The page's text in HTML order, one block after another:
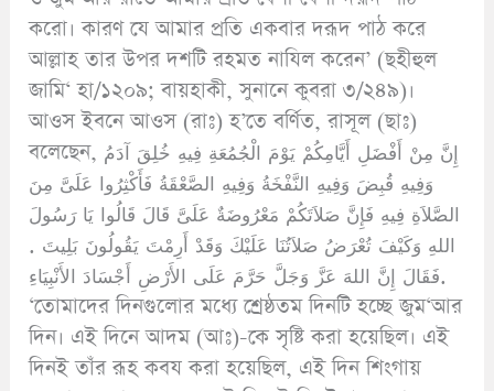
করো। কারণ যে আমার প্রতি একবার দরূদ পাঠ করে
আল্লাহ তার উপর দশটি রহমত নাযিল করেন’ (ছহীহুল
জামি‘ হা/১২০৯; বায়হাকী, সুনানে কুবরা ৩/২৪৯)।
আওস ইবনে আওস (রাঃ) হ’তে বর্ণিত, রাসূল (ছাঃ)
বলেছেন, إِنَّ مِنْ أَفْضَلِ أَيَّامِكُمْ يَوْمَ الْجُمُعَةِ فِيهِ خُلِقَ آدَمُ
وَفِيهِ قُبِضَ وَفِيهِ النَّفْخَةُ وَفِيهِ الصَّعْقَةُ فَأَكْثِرُوا عَلَىَّ مِنَ
الصَّلاَةِ فِيهِ فَإِنَّ صَلاَتَكُمْ مَعْرُوضَةٌ عَلَىَّ‏ قَالَ قَالُوا يَا رَسُولَ
اللهِ وَكَيْفَ تُعْرَضُ صَلاَتُنَا عَلَيْكَ وَقَدْ أَرِمْتَ يَقُولُونَ بَلِيتَ ‏.‏
فَقَالَ ‏إِنَّ اللهَ عَزَّ وَجَلَّ حَرَّمَ عَلَى الأَرْضِ أَجْسَادَ الأَنْبِيَاءِ.
‘তোমাদের দিনগুলোর মধ্যে শ্রেষ্ঠতম দিনটি হচ্ছে জুম‘আর
দিন। এই দিনে আদম (আঃ)-কে সৃষ্টি করা হয়েছিল। এই
দিনই তাঁর রূহ কবয করা হয়েছিল, এই দিন শিংগায়